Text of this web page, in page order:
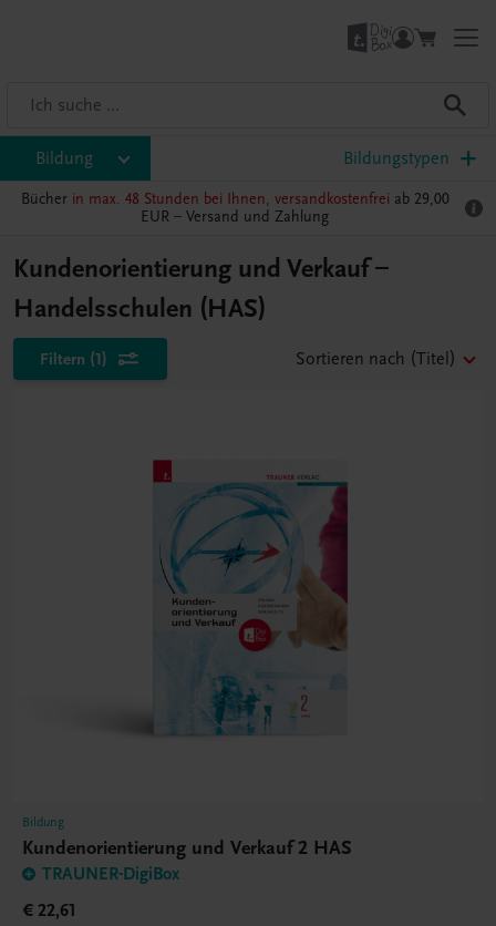
Bildung Bildungstypen
Bücher in max. 48 Stunden bei Ihnen, versandkostenfrei ab 29,00
EUR – Versand und Zahlung
Kundenorientierung und Verkauf –
Handelsschulen (HAS)
Filtern (1) Sortieren nach (Titel)
Bildung
Kundenorientierung und Verkauf 2 HAS
TRAUNER-DigiBox
€ 22,61